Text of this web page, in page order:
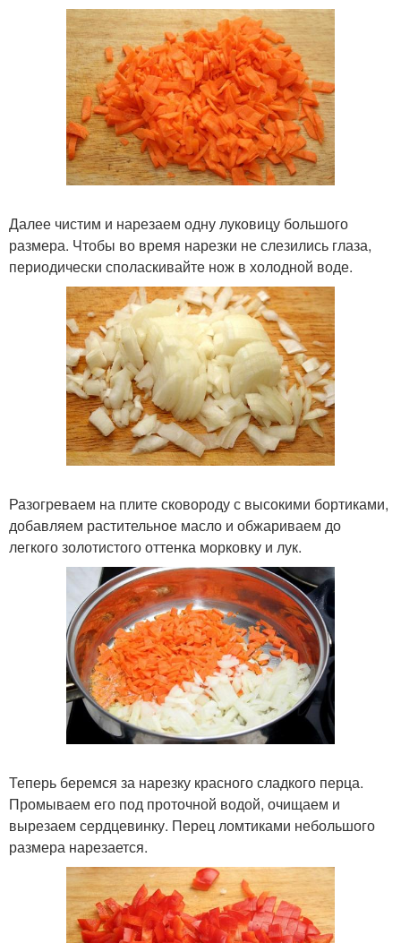
Далее чистим и нарезаем одну луковицу большого
размера. Чтобы во время нарезки не слезились глаза,
периодически споласкивайте нож в холодной воде.
Разогреваем на плите сковороду с высокими бортиками,
добавляем растительное масло и обжариваем до
легкого золотистого оттенка морковку и лук.
Теперь беремся за нарезку красного сладкого перца.
Промываем его под проточной водой, очищаем и
вырезаем сердцевинку. Перец ломтиками небольшого
размера нарезается.